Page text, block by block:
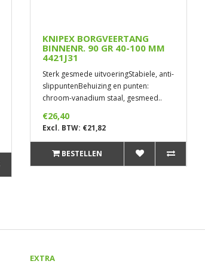
KNIPEX BORGVEERTANG
BINNENR. 90 GR 40-100 MM
4421J31
Sterk gesmede uitvoeringStabiele, anti-
slippuntenBehuizing en punten:
chroom-vanadium staal, gesmeed..
€26,40
Excl. BTW: €21,82
BESTELLEN
EXTRA